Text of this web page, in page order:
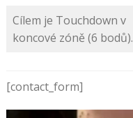
Cílem je Touchdown v
koncové zóně (6 bodů).
[contact_form]